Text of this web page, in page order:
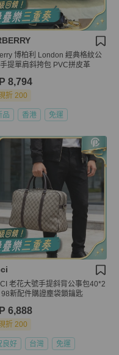
博柏利 London 經典格紋公
提單肩斜挎包 PVC拼皮革
8,794
折 200
品 香港 免運
老花大號手提斜背公事包40*2
新配件購證塵袋鎖鑰匙
6,888
折 200
良好 台灣 免運